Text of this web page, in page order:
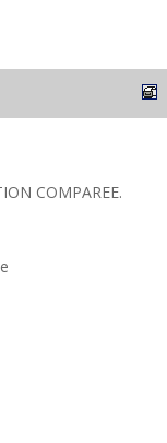
COMPAREE.